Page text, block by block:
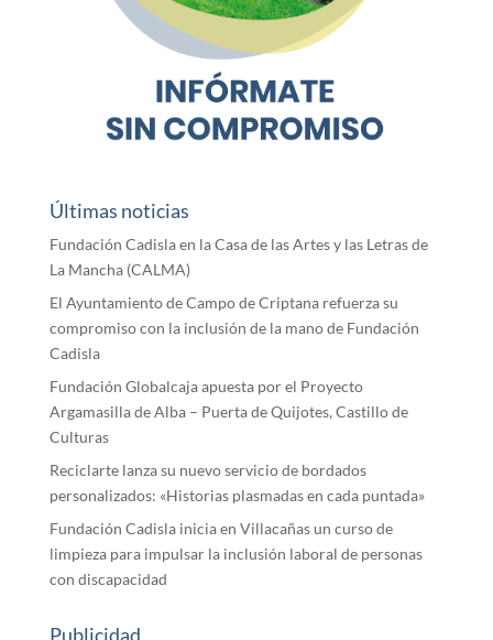
Últimas noticias
Fundación Cadisla en la Casa de las Artes y las Letras de
La Mancha (CALMA)
El Ayuntamiento de Campo de Criptana refuerza su
compromiso con la inclusión de la mano de Fundación
Cadisla
Fundación Globalcaja apuesta por el Proyecto
Argamasilla de Alba – Puerta de Quijotes, Castillo de
Culturas
Reciclarte lanza su nuevo servicio de bordados
personalizados: «Historias plasmadas en cada puntada»
Fundación Cadisla inicia en Villacañas un curso de
limpieza para impulsar la inclusión laboral de personas
con discapacidad
Publicidad